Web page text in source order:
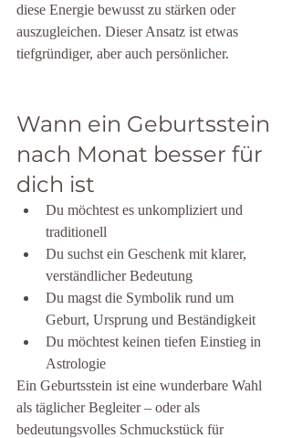
diese Energie bewusst zu stärken oder
auszugleichen. Dieser Ansatz ist etwas
tiefgründiger, aber auch persönlicher.
Wann ein Geburtsstein
nach Monat besser für
dich ist
Du möchtest es unkompliziert und
traditionell
Du suchst ein Geschenk mit klarer,
verständlicher Bedeutung
Du magst die Symbolik rund um
Geburt, Ursprung und Beständigkeit
Du möchtest keinen tiefen Einstieg in
Astrologie
Ein Geburtsstein ist eine wunderbare Wahl
als täglicher Begleiter – oder als
bedeutungsvolles Schmuckstück für